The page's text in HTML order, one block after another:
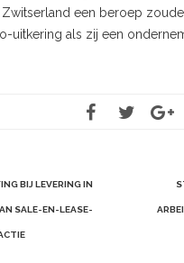
Zwitserland een beroep
uitkering als zij een
BIJ LEVERING IN
SALE-EN-LEASE-